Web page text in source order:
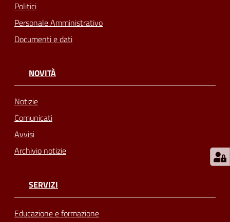
Politici
Personale Amministrativo
Documenti e dati
NOVITÀ
Notizie
Comunicati
Avvisi
Archivio notizie
SERVIZI
Educazione e formazione